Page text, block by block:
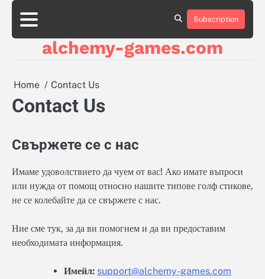
Skip
content
About
About
About
Contact
Contact
Contact
Cookie
Cookie
Cookie
Cookie
Cookie
Privacy
Privacy
Privacy
Sitemap
Sitemap
Sitemap
Terms
Conditions
Terms
Conditions
Terms
Conditions
Subscription
alchemy-games.com
Home Contact Us
Contact Us
Свържете се с нас
Имаме удоволствието да чуем от вас! Ако имате въпроси
или нужда от помощ относно нашите типове голф стикове,
не се колебайте да се свържете с нас.
Ние сме тук, за да ви помогнем и да ви предоставим
необходимата информация.
Имейл: support@alchemy-games.com